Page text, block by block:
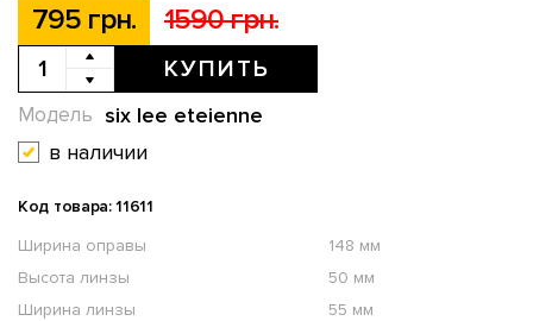
795 грн. 1590 грн.
КУПИТЬ
six lee eteienne
Модель
в наличии
Код товара: 11611
Ширина оправы
148 мм
Высота линзы
50 мм
Ширина линзы
55 мм